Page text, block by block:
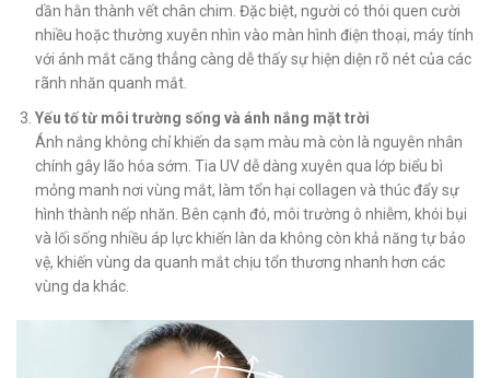
dần hằn thành vết chân chim. Đặc biệt, người có thói quen cười
nhiều hoặc thường xuyên nhìn vào màn hình điện thoại, máy tính
với ánh mắt căng thẳng càng dễ thấy sự hiện diện rõ nét của các
rãnh nhăn quanh mắt.
Yếu tố từ môi trường sống và ánh nắng mặt trời
Ánh nắng không chỉ khiến da sạm màu mà còn là nguyên nhân
chính gây lão hóa sớm. Tia UV dễ dàng xuyên qua lớp biểu bì
mỏng manh nơi vùng mắt, làm tổn hại collagen và thúc đẩy sự
hình thành nếp nhăn. Bên cạnh đó, môi trường ô nhiễm, khói bụi
và lối sống nhiều áp lực khiến làn da không còn khả năng tự bảo
vệ, khiến vùng da quanh mắt chịu tổn thương nhanh hơn các
vùng da khác.